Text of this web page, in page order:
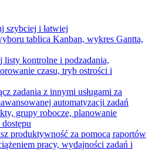
szybciej i łatwiej
tablica Kanban, wykres Gantta,
listy kontrolne i podzadania,
czasu, tryb ostrości i
zadania z innymi usługami za
automatyzacji zadań
grupy robocze, planowanie
produktywność za pomocą raportów
pracy, wydajności zadań i